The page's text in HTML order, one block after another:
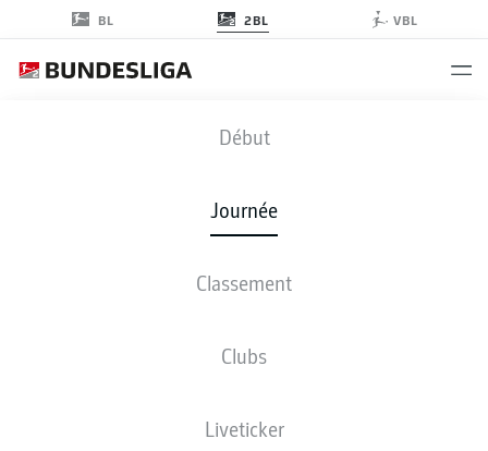
BL 2BL VBL
Début
Journée
Classement
Clubs
Liveticker
OSN - BOC
COMPOSITIONS STATISTIQUES
ven., 05.02.2027 - dim., 07.02.2027